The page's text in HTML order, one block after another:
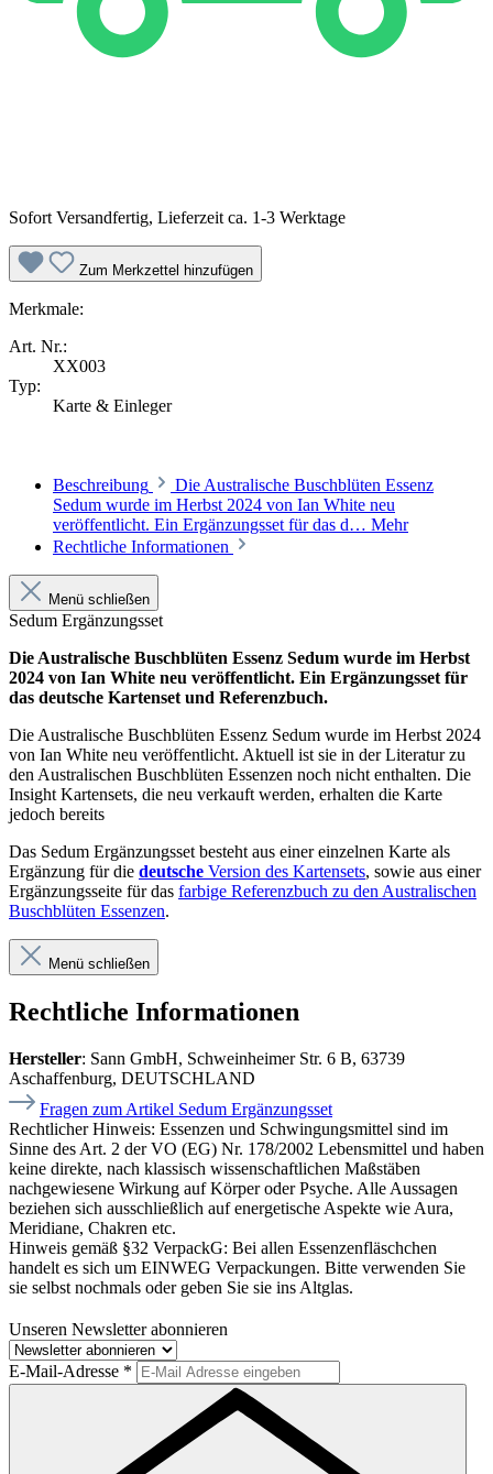
Sofort Versandfertig, Lieferzeit ca. 1-3 Werktage
Zum Merkzettel hinzufügen
Merkmale:
Art. Nr.:
XX003
Typ:
Karte & Einleger
Beschreibung
Die Australische Buschblüten Essenz
Sedum wurde im Herbst 2024 von Ian White neu
veröffentlicht. Ein Ergänzungsset für das d… Mehr
Rechtliche Informationen
Menü schließen
Sedum Ergänzungsset
Die Australische Buschblüten Essenz Sedum wurde im Herbst
2024 von Ian White neu veröffentlicht. Ein Ergänzungsset für
das deutsche Kartenset und Referenzbuch.
Die Australische Buschblüten Essenz Sedum wurde im Herbst 2024
von Ian White neu veröffentlicht. Aktuell ist sie in der Literatur zu
den Australischen Buschblüten Essenzen noch nicht enthalten. Die
Insight Kartensets, die neu verkauft werden, erhalten die Karte
jedoch bereits
Das Sedum Ergänzungsset besteht aus einer einzelnen Karte als
Ergänzung für die deutsche Version des Kartensets, sowie aus einer
Ergänzungsseite für das farbige Referenzbuch zu den Australischen
Buschblüten Essenzen.
Menü schließen
Rechtliche Informationen
Hersteller: Sann GmbH, Schweinheimer Str. 6 B, 63739
Aschaffenburg, DEUTSCHLAND
Fragen zum Artikel Sedum Ergänzungsset
Rechtlicher Hinweis: Essenzen und Schwingungsmittel sind im
Sinne des Art. 2 der VO (EG) Nr. 178/2002 Lebensmittel und haben
keine direkte, nach klassisch wissenschaftlichen Maßstäben
nachgewiesene Wirkung auf Körper oder Psyche. Alle Aussagen
beziehen sich ausschließlich auf energetische Aspekte wie Aura,
Meridiane, Chakren etc.
Hinweis gemäß §32 VerpackG: Bei allen Essenzenfläschchen
handelt es sich um EINWEG Verpackungen. Bitte verwenden Sie
sie selbst nochmals oder geben Sie sie ins Altglas.
Unseren Newsletter abonnieren
E-Mail-Adresse *